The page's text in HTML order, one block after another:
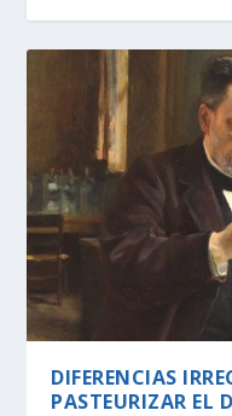
SEGÚN RICHARD
VIDA TIENE U...
DAWKINS Y EL
DISTINGUIENDO
EVOLUCIÓN DE
LA DEFINICI...
LA VIDA ES LO
UNIVERSO.
¡CREAMOS LA
MOMENTO…
DIFERENCIAS
PASTEURIZAR EL